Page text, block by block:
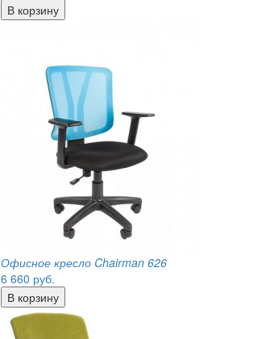
Офисное кресло Chairman 626
6 660 руб.